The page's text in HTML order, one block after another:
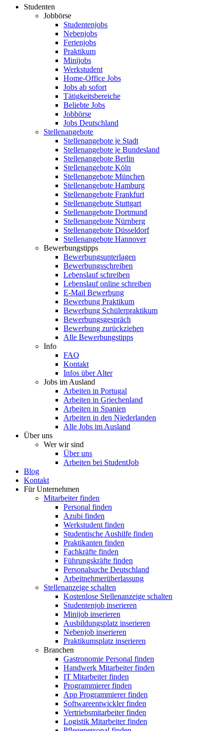
Studenten
Jobbörse
Studentenjobs
Nebenjobs
Ferienjobs
Praktikum
Minijobs
Werkstudent
Home-Office Jobs
Jobs ab sofort
Tätigkeitsbereiche
Beliebte Jobs
Jobbörse
Jobs Deutschland
Stellenangebote
Stellenangebote je Stadt
Stellenangebote je Bundesland
Stellenangebote Berlin
Stellenangebote Köln
Stellenangebote München
Stellenangebote Hamburg
Stellenangebote Frankfurt
Stellenangebote Stuttgart
Stellenangebote Dortmund
Stellenangebote Nürnberg
Stellenangebote Düsseldorf
Stellenangebote Hannover
Bewerbungstipps
Bewerbungsunterlagen
Bewerbungsschreiben
Lebenslauf schreiben
Lebenslauf online schreiben
E-Mail Bewerbung
Bewerbung Praktikum
Bewerbung Schülerpraktikum
Bewerbungsgespräch
Bewerbung zurückziehen
Alle Bewerbungstipps
Info
FAQ
Kontakt
Infos über Alter
Jobs im Ausland
Arbeiten in Portugal
Arbeiten in Griechenland
Arbeiten in Spanien
Arbeiten in den Niederlanden
Alle Jobs im Ausland
Über uns
Wer wir sind
Über uns
Arbeiten bei StudentJob
Blog
Kontakt
Für Unternehmen
Mitarbeiter finden
Personal finden
Azubi finden
Werkstudent finden
Studentische Aushilfe finden
Praktikanten finden
Fachkräfte finden
Führungskräfte finden
Personalsuche Deutschland
Arbeitnehmerüberlassung
Stellenanzeige schalten
Kostenlose Stellenanzeige schalten
Studentenjob inserieren
Minijob inserieren
Ausbildungsplatz inserieren
Nebenjob inserieren
Praktikumsplatz inserieren
Branchen
Gastronomie Personal finden
Handwerk Mitarbeiter finden
IT Mitarbeiter finden
Programmierer finden
App Programmierer finden
Softwareentwickler finden
Vertriebsmitarbeiter finden
Logistik Mitarbeiter finden